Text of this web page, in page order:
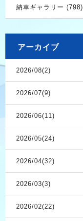
納車ギャラリー (798)
アーカイブ
2026/08(2)
2026/07(9)
2026/06(11)
2026/05(24)
2026/04(32)
2026/03(3)
2026/02(22)